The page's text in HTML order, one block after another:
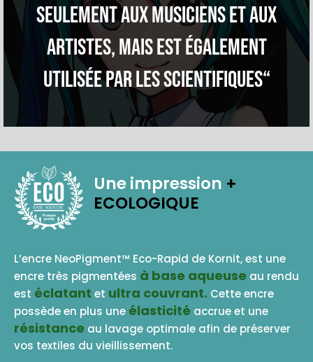
seulement aux musiciens et aux
artistes, mais est également
utilisée par les scientifiques“
BASE AQUEUSE
Une impression +
ECOLOGIQUE
L’encre NeoPigment™ Eco-Rapid de Kornit, est une
encre très pigmentées à base aqueuse au rendu
est éclatant et ultra couvrant. Cette encre
possède en plus une élasticité accrue et une
résistance au lavage optimale afin de préserver
vos textiles du vieillissement.